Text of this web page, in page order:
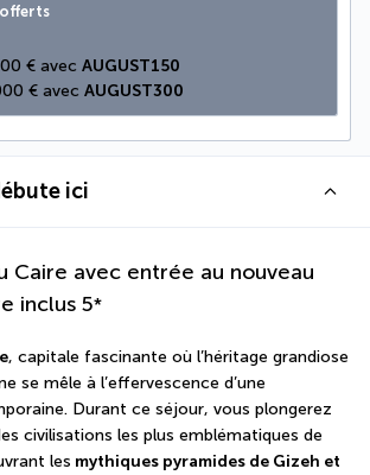
offerts
€ avec AUGUST150
€ avec AUGUST300
ici
Caire avec entrée au nouveau
inclus 5*
, capitale fascinante où l’héritage grandiose
se mêle à l’effervescence d’une
Durant ce séjour, vous plongerez
civilisations les plus emblématiques de
les mythiques pyramides de Gizeh et